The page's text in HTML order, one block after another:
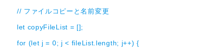
// ファイルコピーと名前変更
let copyFileList = [];
for (let j = 0; j < fileList.length; j++) {